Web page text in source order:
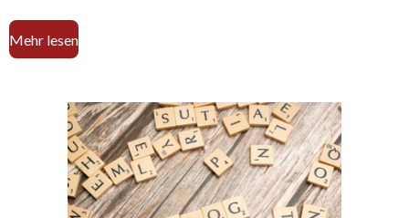
Mehr lesen